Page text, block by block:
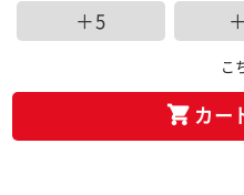
＋5
こ
カー